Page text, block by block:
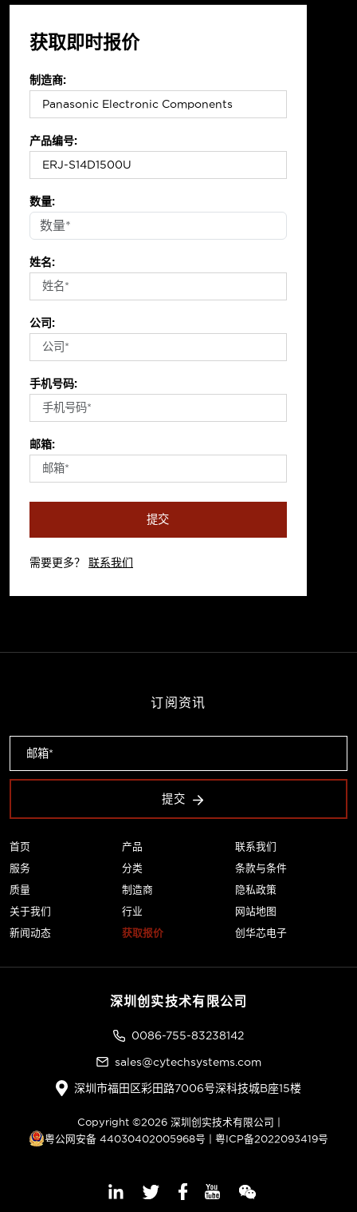
获取即时报价
制造商:
产品编号:
数量:
姓名:
公司:
手机号码:
邮箱:
提交
需要更多？ 联系我们
首页
服务
质量
关于我们
新闻动态
产品
分类
制造商
行业
获取报价
联系我们
条款与条件
隐私政策
网站地图
创华芯电子
订阅资讯
提交
深圳创实技术有限公司
0086-755-83238142
sales@cytechsystems.com
深圳市福田区彩田路7006号深科技城B座15楼
Copyright ©2026 深圳创实技术有限公司 |
粤公网安备 44030402005968号 | 粤ICP备2022093419号